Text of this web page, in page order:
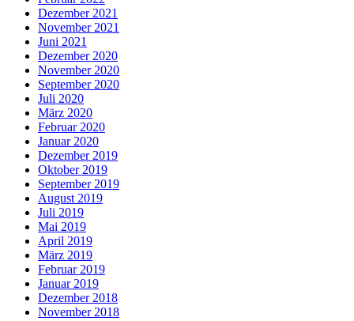
Dezember 2021
November 2021
Juni 2021
Dezember 2020
November 2020
September 2020
Juli 2020
März 2020
Februar 2020
Januar 2020
Dezember 2019
Oktober 2019
September 2019
August 2019
Juli 2019
Mai 2019
April 2019
März 2019
Februar 2019
Januar 2019
Dezember 2018
November 2018